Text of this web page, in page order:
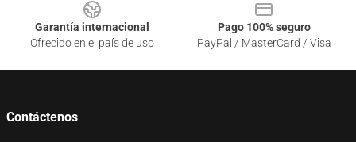
Garantía internacional
Ofrecido en el país de uso
Pago 100% seguro
PayPal / MasterCard / Visa
Contáctenos